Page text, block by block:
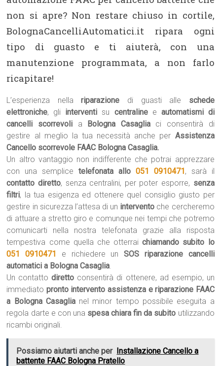
non si apre? Non restare chiuso in cortile,
BolognaCancelliAutomatici.it ripara ogni
tipo di guasto e ti aiuterà, con una
manutenzione programmata, a non farlo
ricapitare!
L’esperienza nellariparazione di guasti alle schede
elettroniche, gli interventi su centralinee automatismi di
cancelli scorrevoli a Bologna Casaglia ci consentirà di
gestire al meglio la tua necessità anche per Assistenza
Cancello scorrevole FAAC Bologna Casaglia.
Un altro vantaggio non indifferente che potrai apprezzare
con una semplicetelefonata allo 051 0910471, sarà il
contatto diretto, senza centralini, per poter esporre, senza
filtri, la tua esigenza ed ottenere quel consiglio giusto per
gestire in sicurezza l’attesa di un intervento che cercheremo
di attuare a stretto giro e comunque nei tempi che potremo
comunicarti nella nostra telefonata grazie alla risposta
tempestiva come quella che otterraichiamando subito lo
051 0910471
e richiedere unSOS riparazione cancelli
automatici a Bologna Casaglia.
Un contattodiretto consentirà di ottenere, ad esempio, un
immediato pronto intervento assistenza e riparazione FAAC
a Bologna Casaglia nel minor tempo possibile eseguita a
regola darte e con una spesa chiara fin da subito utilizzando
ricambi originali.
Possiamo aiutarti anche per Installazione Cancello a
battente FAAC Bologna Pratello